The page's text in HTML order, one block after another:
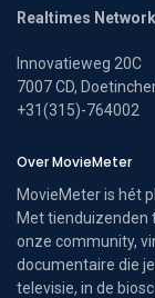
Realtimes Network
Innovatieweg 20C
7007 CD,
+31(315)-764002
Over MovieMeter
MovieMeter is hét
Met tienduizenden
onze community,
documentaire die
televisie, in de